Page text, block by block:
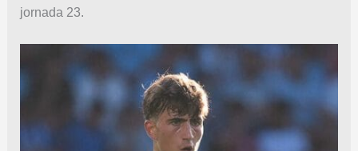
jornada 23.